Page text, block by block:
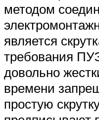
методом
является
требования
довольно
времени
простую